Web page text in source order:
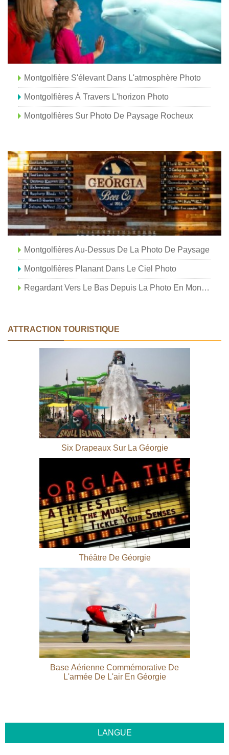
Montgolfière S'élevant Dans L'atmosphère Photo
Montgolfières À Travers L'horizon Photo
Montgolfières Sur Photo De Paysage Rocheux
Montgolfières Au-Dessus De La Photo De Paysage
Montgolfières Planant Dans Le Ciel Photo
Regardant Vers Le Bas Depuis La Photo En Montgolfière
ATTRACTION TOURISTIQUE
Six Drapeaux Sur La Géorgie
Théâtre De Géorgie
Base Aérienne Commémorative De
L'armée De L'air En Géorgie